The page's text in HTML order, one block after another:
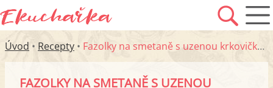
Úvod • Recepty • Fazolky na smetaně s uzenou krkovičkou a bramborem
FAZOLKY NA SMETANĚ S UZENOU